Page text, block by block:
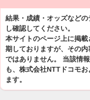
結果・成績・オッズなど
し確認してください。
本サイトのページ上に掲
期しておりますが、その
ではありません。 当該情
も、株式会社NTTドコモ
ます。